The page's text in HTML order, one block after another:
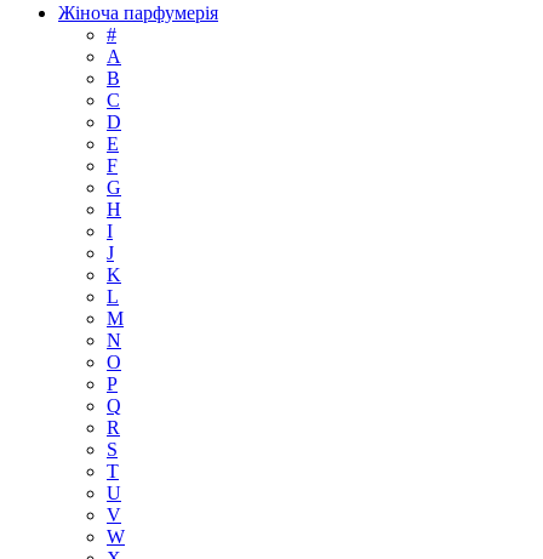
Жіноча парфумерія
#
А
B
C
D
E
F
G
H
I
J
K
L
M
N
O
P
Q
R
S
T
U
V
W